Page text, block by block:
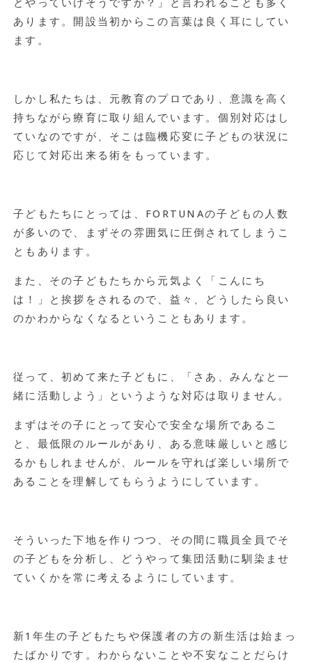
とやっていけそうですか？」と言われることも多く
あります。開設当初からこの言葉は良く耳にしてい
ます。
しかし私たちは、元教育のプロであり、意識を高く
持ちながら療育に取り組んでいます。個別対応はし
ていなのですが、そこは臨機応変に子どもの状況に
応じて対応出来る術をもっています。
子どもたちにとっては、FORTUNAの子どもの人数
が多いので、まずその雰囲気に圧倒されてしまうこ
ともあります。
また、その子どもたちから元気よく「こんにち
は！」と挨拶をされるので、益々、どうしたら良い
のかわからなくなるということもあります。
従って、初めて来た子どもに、「さあ、みんなと一
緒に活動しよう」というような対応は取りません。
まずはその子にとって安心で安全な場所であるこ
と、最低限のルールがあり、ある意味厳しいと感じ
るかもしれませんが、ルールを守れば楽しい場所で
あることを理解してもらうようにしています。
そういった下地を作りつつ、その間に職員全員でそ
の子どもを分析し、どうやって集団活動に馴染ませ
ていくかを常に考えるようにしています。
新1年生の子どもたちや保護者の方の新生活は始まっ
たばかりです。わからないことや不安なことだらけ